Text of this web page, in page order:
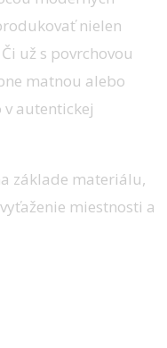
nielen
už s povrchovou
matnou alebo
autentickej
základe materiálu,
miestnosti a